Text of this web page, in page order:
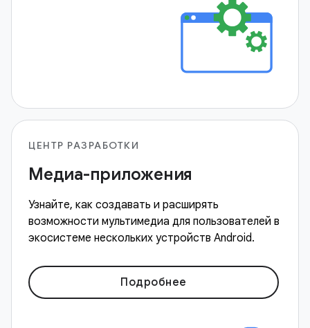
ЦЕНТР РАЗРАБОТКИ
Медиа-приложения
Узнайте, как создавать и расширять
возможности мультимедиа для пользователей в
экосистеме нескольких устройств Android.
Подробнее